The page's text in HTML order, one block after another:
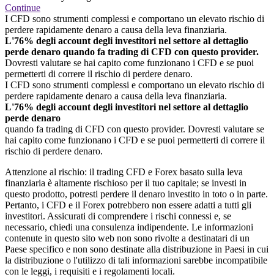
Continue
I CFD sono strumenti complessi e comportano un elevato rischio di
perdere rapidamente denaro a causa della leva finanziaria.
L'76% degli account degli investitori nel settore al dettaglio
perde denaro quando fa trading di CFD con questo provider.
Dovresti valutare se hai capito come funzionano i CFD e se puoi
permetterti di correre il rischio di perdere denaro.
I CFD sono strumenti complessi e comportano un elevato rischio di
perdere rapidamente denaro a causa della leva finanziaria.
L'76% degli account degli investitori nel settore al dettaglio
perde denaro
quando fa trading di CFD con questo provider. Dovresti valutare se
hai capito come funzionano i CFD e se puoi permetterti di correre il
rischio di perdere denaro.
Attenzione al rischio: il trading CFD e Forex basato sulla leva
finanziaria è altamente rischioso per il tuo capitale; se investi in
questo prodotto, potresti perdere il denaro investito in toto o in parte.
Pertanto, i CFD e il Forex potrebbero non essere adatti a tutti gli
investitori. Assicurati di comprendere i rischi connessi e, se
necessario, chiedi una consulenza indipendente. Le informazioni
contenute in questo sito web non sono rivolte a destinatari di un
Paese specifico e non sono destinate alla distribuzione in Paesi in cui
la distribuzione o l'utilizzo di tali informazioni sarebbe incompatibile
con le leggi, i requisiti e i regolamenti locali.